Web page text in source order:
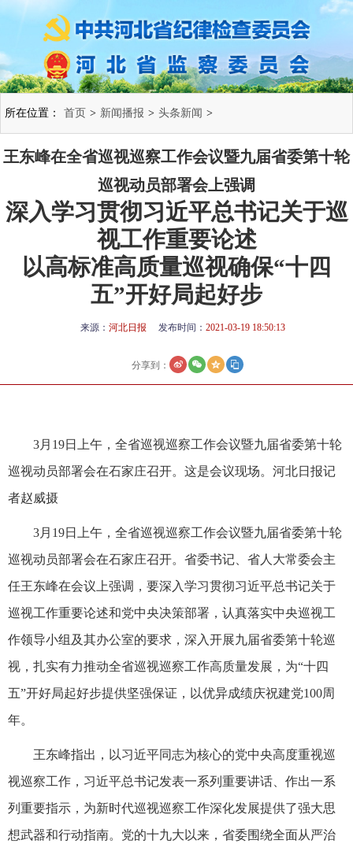
所在位置： 首页 > 新闻播报 > 头条新闻 >
王东峰在全省巡视巡察工作会议暨九届省委第十轮
巡视动员部署会上强调
深入学习贯彻习近平总书记关于巡
视工作重要论述
以高标准高质量巡视确保“十四
五”开好局起好步
来源： 河北日报 发布时间： 2021-03-19 18:50:13
分享到：
3月19日上午，全省巡视巡察工作会议暨九届省委第十轮
巡视动员部署会在石家庄召开。这是会议现场。河北日报记
者赵威摄
3月19日上午，全省巡视巡察工作会议暨九届省委第十轮
巡视动员部署会在石家庄召开。省委书记、省人大常委会主
任王东峰在会议上强调，要深入学习贯彻习近平总书记关于
巡视工作重要论述和党中央决策部署，认真落实中央巡视工
作领导小组及其办公室的要求，深入开展九届省委第十轮巡
视，扎实有力推动全省巡视巡察工作高质量发展，为“十四
五”开好局起好步提供坚强保证，以优异成绩庆祝建党100周
年。
王东峰指出，以习近平同志为核心的党中央高度重视巡
视巡察工作，习近平总书记发表一系列重要讲话、作出一系
列重要指示，为新时代巡视巡察工作深化发展提供了强大思
想武器和行动指南。党的十九大以来，省委围绕全面从严治